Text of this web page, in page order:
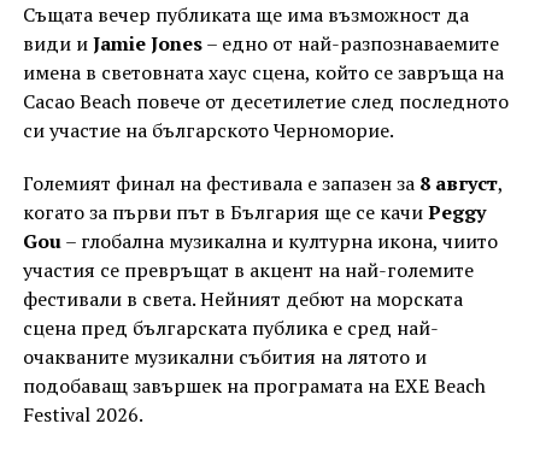
Същата вечер публиката ще има възможност да
види иJamie Jones– едно от най-разпознаваемите
имена в световната хаус сцена, който се завръща на
Cacao Beach повече от десетилетие след последното
си участие на българското Черноморие.
Големият финал на фестивала е запазен за 8 август,
когато за първи път в България ще се качиPeggy
Gou– глобална музикална и културна икона, чиито
участия се превръщат в акцент на най-големите
фестивали в света. Нейният дебют на морската
сцена пред българската публика е сред най-
очакваните музикални събития на лятото и
подобаващ завършек на програмата на EXE Beach
Festival 2026.